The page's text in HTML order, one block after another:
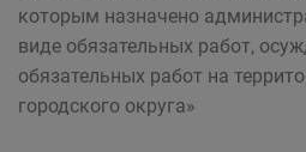
которым назначено
виде обязательных работ,
обязательных работ на
городского округа»